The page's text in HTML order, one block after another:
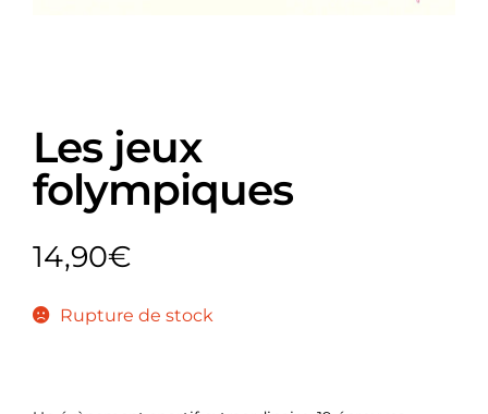
Les jeux
folympiques
14,90€
Rupture de stock